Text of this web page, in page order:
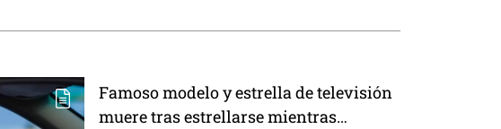
Famoso modelo y estrella de televisión
muere tras estrellarse mientras